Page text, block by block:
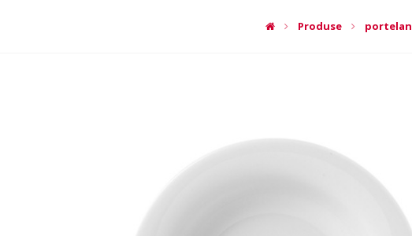
Produse portelan